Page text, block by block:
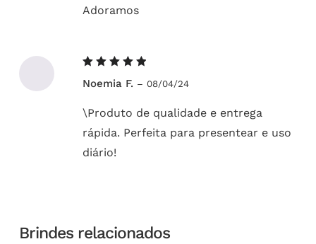
Adoramos
5de 5
Noemia F. – 08/04/24
\Produto de qualidade e entrega
rápida. Perfeita para presentear e uso
diário!
Brindes relacionados